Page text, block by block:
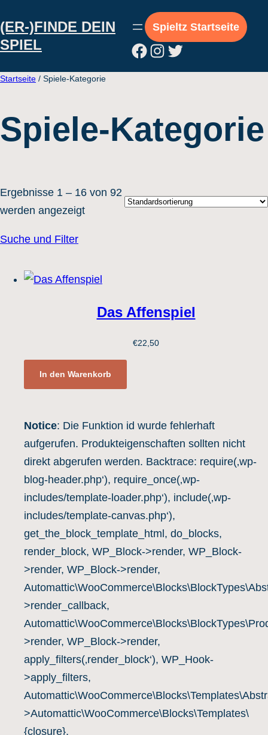
zum
Inhalt
(ER-)FINDE DEIN
SPIEL
Spieltz Startseite
Facebook
Instagram
Twitter
Startseite / Spiele-Kategorie
Spiele-Kategorie
Ergebnisse 1 – 16 von 92
werden angezeigt
Suche und Filter
Wettspiele(1)
Erwachsenenspiele(11)
Familienspiele(45)
Traditionelle Brettspiele(7)
Kinderspiele(20)
Brettspiel-Klassiker
Schlangen und Leitern / Leiterspiel
Backgammon(1)
Mühle Spiel(5)
Pachisi / Ludo / Ärger-Spiele(2)
Lernspiele(8)
Partyspiele(5)
Personalisierbare Spiele(0)
Reisespiele(4)
Rollenspiele(1)
Strategiespiele(24)
Weltspiele(9)
Wissensspiele, Denkspiele, Quizspiele(8)
Das Affenspiel
€22,50
In den Warenkorb
Notice: Die Funktion id wurde fehlerhaft
aufgerufen. Produkteigenschaften sollten nicht
direkt abgerufen werden. Backtrace: require(‚wp-
blog-header.php‘), require_once(‚wp-
includes/template-loader.php‘), include(‚wp-
includes/template-canvas.php‘),
get_the_block_template_html, do_blocks,
render_block, WP_Block->render, WP_Block-
>render, WP_Block->render,
>render_callback,
>render, WP_Block->render,
apply_filters(‚render_block‘), WP_Hook-
>apply_filters,
>Automattic\WooCommerce\Blocks\Templates\
{closure},